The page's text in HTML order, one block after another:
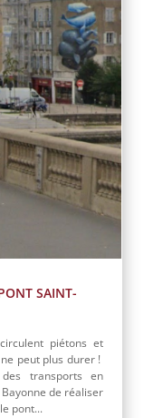
SAINT-
piétons et
peut plus durer !
transports en
de réaliser
pont...